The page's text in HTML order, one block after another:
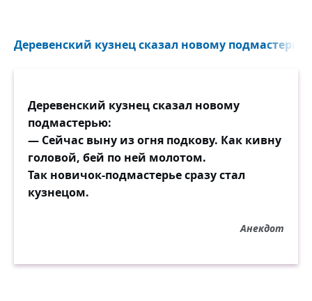
Деревенский кузнец сказал новому
Деревенский кузнец сказал новому
подмастерью:
— Сейчас выну из огня подкову. Как кивну
головой, бей по ней молотом.
Так новичок-подмастерье сразу стал
кузнецом.
Анекдот